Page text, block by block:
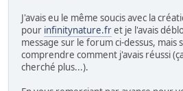
J'avais eu le même soucis avec la
pour infinitynature.fret je l'avais
message sur le forum ci-dessus, mais
comprendre comment j'avais réussi
cherché plus...).